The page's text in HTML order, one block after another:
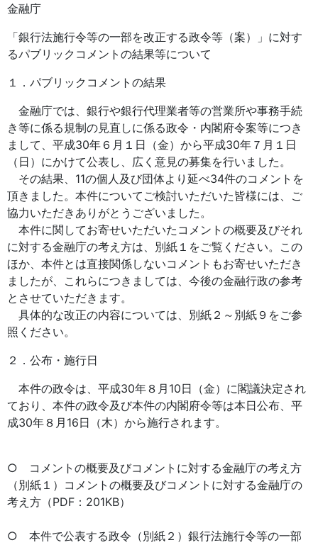
金融庁
「銀行法施行令等の一部を改正する政令等（案）」に対す
るパブリックコメントの結果等について
１．パブリックコメントの結果
金融庁では、銀行や銀行代理業者等の営業所や事務手続
き等に係る規制の見直しに係る政令・内閣府令案等につき
まして、平成30年６月１日（金）から平成30年７月１日
（日）にかけて公表し、広く意見の募集を行いました。
その結果、11の個人及び団体より延べ34件のコメントを
頂きました。本件についてご検討いただいた皆様には、ご
協力いただきありがとうございました。
本件に関してお寄せいただいたコメントの概要及びそれ
に対する金融庁の考え方は、別紙１をご覧ください。この
ほか、本件とは直接関係しないコメントもお寄せいただき
ましたが、これらにつきましては、今後の金融行政の参考
とさせていただきます。
具体的な改正の内容については、別紙２～別紙９をご参
照ください。
２．公布・施行日
本件の政令は、平成30年８月10日（金）に閣議決定され
ており、本件の政令及び本件の内閣府令等は本日公布、平
成30年８月16日（木）から施行されます。
○ コメントの概要及びコメントに対する金融庁の考え方
（別紙１）コメントの概要及びコメントに対する金融庁の
考え方（PDF：201KB）
○ 本件で公表する政令（別紙２）銀行法施行令等の一部